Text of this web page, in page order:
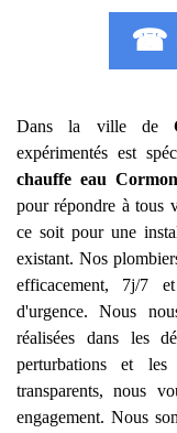
☎
Dans la ville de
expérimentés est
chauffe eau
pour répondre à tous
ce soit pour une
existant. Nos
efficacement, 7j/7
d'urgence. Nous
réalisées dans les
perturbations et
transparents, nous
engagement. Nous